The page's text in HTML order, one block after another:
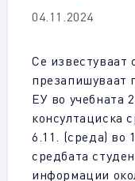
04.11.2024
Се известуваат
презапишуваат
ЕУ во учебната
консултациска
6.11. (среда) во
средбата
информации